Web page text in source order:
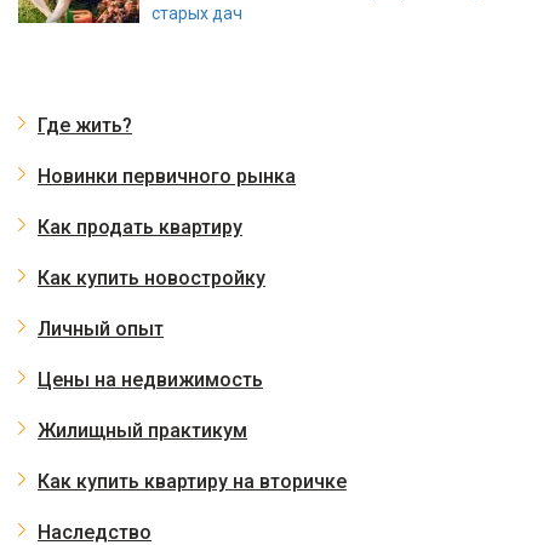
старых дач
Где жить?
Новинки первичного рынка
Как продать квартиру
Как купить новостройку
Личный опыт
Цены на недвижимость
Жилищный практикум
Как купить квартиру на вторичке
Наследство